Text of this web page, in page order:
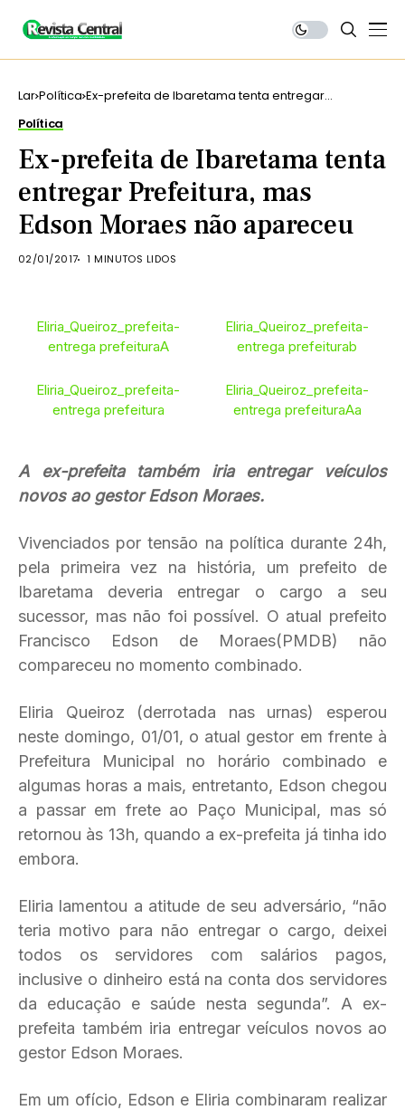
Lar Política Ex-prefeita de Ibaretama tenta entregar
Política
Ex-prefeita de Ibaretama tenta
entregar Prefeitura, mas
Edson Moraes não apareceu
02/01/2017 1 MINUTOS LIDOS
Eliria_Queiroz_prefeita-
entrega prefeituraA
Eliria_Queiroz_prefeita-
entrega prefeiturab
Eliria_Queiroz_prefeita-
entrega prefeitura
Eliria_Queiroz_prefeita-
entrega prefeituraAa
A ex-prefeita também iria entregar veículos
novos ao gestor Edson Moraes.
Vivenciados por tensão na política durante 24h,
pela primeira vez na história, um prefeito de
Ibaretama deveria entregar o cargo a seu
sucessor, mas não foi possível. O atual prefeito
Francisco Edson de Moraes(PMDB) não
compareceu no momento combinado.
Eliria Queiroz (derrotada nas urnas) esperou
neste domingo, 01/01, o atual gestor em frente à
Prefeitura Municipal no horário combinado e
algumas horas a mais, entretanto, Edson chegou
a passar em frete ao Paço Municipal, mas só
retornou às 13h, quando a ex-prefeita já tinha ido
embora.
Eliria lamentou a atitude de seu adversário, “não
teria motivo para não entregar o cargo, deixei
todos os servidores com salários pagos,
inclusive o dinheiro está na conta dos servidores
da educação e saúde nesta segunda”. A ex-
prefeita também iria entregar veículos novos ao
gestor Edson Moraes.
Em um ofício, Edson e Eliria combinaram realizar